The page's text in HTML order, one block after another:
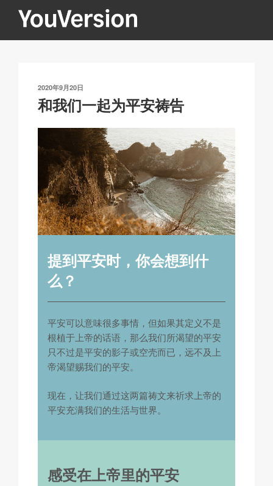
YOUVERSION
Seeking God every day.
发
布
于
2020年9月20日
和我们一起为平安祷告
提到平安时，你会想到什
么？
平安可以意味很多事情，但如果其定义不是
根植于上帝的话语，那么我们所渴望的平安
只不过是平安的影子或空壳而已，远不及上
帝渴望赐我们的平安。
现在，让我们通过这两篇祷文来祈求上帝的
平安充满我们的生活与世界。
感受在上帝里的平安